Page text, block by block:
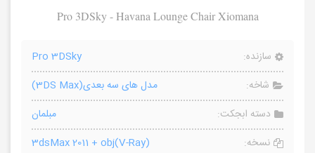
Pro 3DSky - Havana Lounge Chair Xiomana
سازنده:
Pro 3DSky
شاخه:
مدل های سه بعدی(3DS Max)
دسته ابجکت:
مبلمان
نسخه:
3dsMax 2011 + obj(V-Ray)